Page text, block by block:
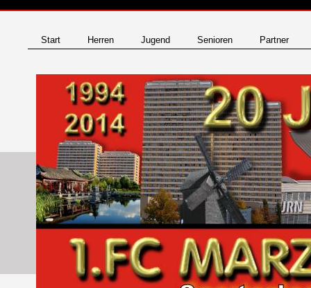
Start Herren Jugend Senioren Partner